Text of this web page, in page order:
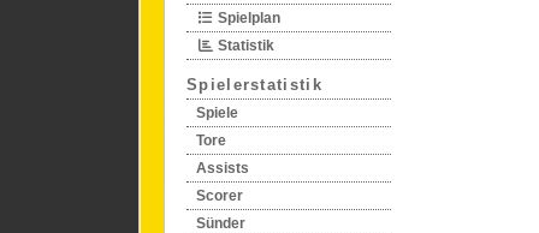
Spielplan
Statistik
Spielerstatistik
Spiele
Tore
Assists
Scorer
Sünder